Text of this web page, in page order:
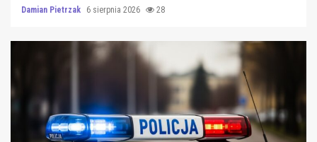
Damian Pietrzak 6 sierpnia 2026 28